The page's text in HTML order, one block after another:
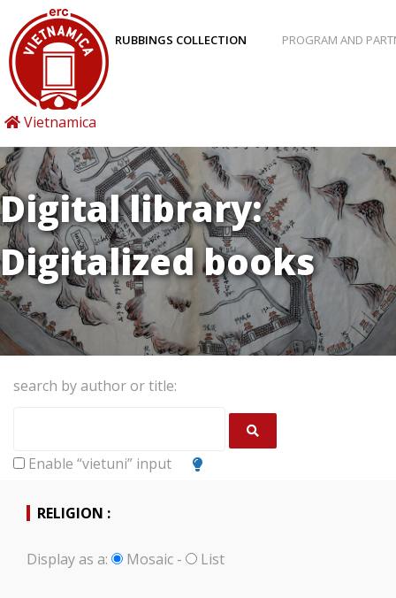
Vietnamica
RUBBINGS COLLECTION PROGRAM AND
Digital library:
Digitalized books
search by author or title:
Enable “vietuni” input
RELIGION :
Display as a: Mosaic - List
ANONYME